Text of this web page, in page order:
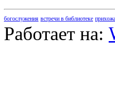
богослужения встречи в библиотеке
Работает на: